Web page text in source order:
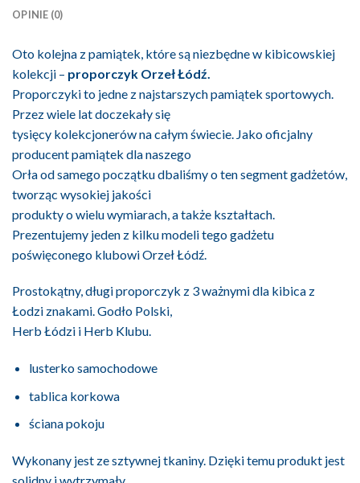
OPINIE (0)
Oto kolejna z pamiątek, które są niezbędne w kibicowskiej
kolekcji – proporczyk Orzeł Łódź.
Proporczyki to jedne z najstarszych pamiątek sportowych.
Przez wiele lat doczekały się
tysięcy kolekcjonerów na całym świecie. Jako oficjalny
producent pamiątek dla naszego
Orła od samego początku dbaliśmy o ten segment gadżetów,
tworząc wysokiej jakości
produkty o wielu wymiarach, a także kształtach.
Prezentujemy jeden z kilku modeli tego gadżetu
poświęconego klubowi Orzeł Łódź.
Prostokątny, długi proporczyk z 3 ważnymi dla kibica z
Łodzi znakami. Godło Polski,
Herb Łódzi i Herb Klubu.
lusterko samochodowe
tablica korkowa
ściana pokoju
Wykonany jest ze sztywnej tkaniny. Dzięki temu produkt jest